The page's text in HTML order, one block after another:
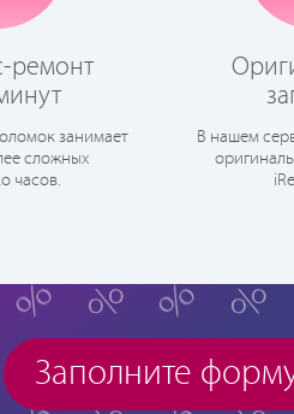
ремонт
занимает
сложных
часов.
В нашем
Заполните